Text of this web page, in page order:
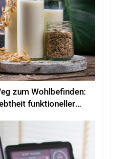
zum Wohlbefinden:
funktioneller